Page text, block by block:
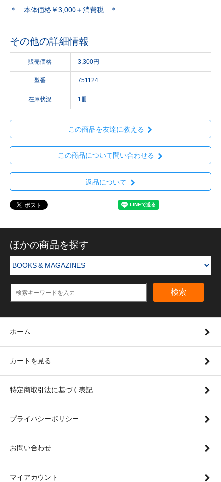
＊ 本体価格￥3,000＋消費税 ＊
その他の詳細情報
販売価格 3,300円
型番 751124
在庫状況 1冊
この商品を友達に教える
この商品について問い合わせる
返品について
ほかの商品を探す
検索
ホーム
カートを見る
特定商取引法に基づく表記
プライバシーポリシー
お問い合わせ
マイアカウント